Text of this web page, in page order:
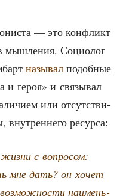
— это кон­фликт
мыш­ле­ния. Социо­лог
назы­вал подоб­ные
и героя» и свя­зы­вал
или отсут­стви­
внут­рен­не­го ресурса:
с вопро­сом:
дать? он хочет
наи­мень­